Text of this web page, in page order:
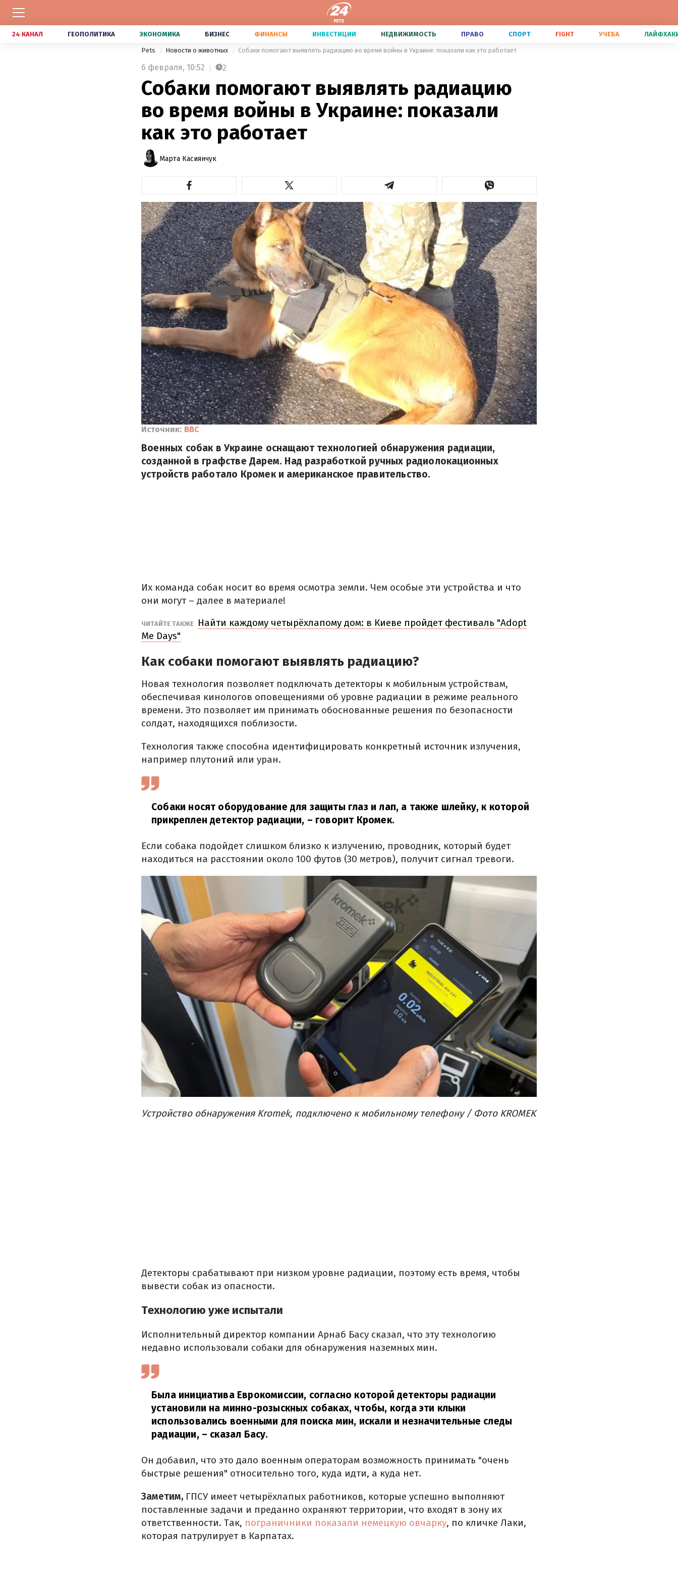
24 КАНАЛ ГЕОПОЛИТИКА ЭКОНОМИКА БИЗНЕС ФИНАНСЫ ИНВЕСТИЦИИ НЕДВИЖИМОСТЬ ПРАВО СПОРТ FIGHT УЧЕБА
Pets Новости о животных Собаки помогают выявлять радиацию во время войны в Украине: показали как это работает
6 февраля, 10:52 2
Собаки помогают выявлять радиацию
во время войны в Украине: показали
как это работает
Марта Касиянчук
Источник: BBC
Военных собак в Украине оснащают технологией обнаружения радиации,
созданной в графстве Дарем. Над разработкой ручных радиолокационных
устройств работало Кромек и американское правительство.
Их команда собак носит во время осмотра земли. Чем особые эти устройства и что
они могут – далее в материале!
ЧИТАЙТЕ ТАКЖЕ
Найти каждому четырёхлапому дом: в Киеве пройдет фестиваль "Adopt
Me Days"
Как собаки помогают выявлять радиацию?
Новая технология позволяет подключать детекторы к мобильным устройствам,
обеспечивая кинологов оповещениями об уровне радиации в режиме реального
времени. Это позволяет им принимать обоснованные решения по безопасности
солдат, находящихся поблизости.
Технология также способна идентифицировать конкретный источник излучения,
например плутоний или уран.
Собаки носят оборудование для защиты глаз и лап, а также шлейку, к которой
прикреплен детектор радиации, – говорит Кромек.
Если собака подойдет слишком близко к излучению, проводник, который будет
находиться на расстоянии около 100 футов (30 метров), получит сигнал тревоги.
Устройство обнаружения Kromek, подключено к мобильному телефону / Фото KROMEK
Детекторы срабатывают при низком уровне радиации, поэтому есть время, чтобы
вывести собак из опасности.
Технологию уже испытали
Исполнительный директор компании Арнаб Басу сказал, что эту технологию
недавно использовали собаки для обнаружения наземных мин.
Была инициатива Еврокомиссии, согласно которой детекторы радиации
установили на минно-розыскных собаках, чтобы, когда эти клыки
использовались военными для поиска мин, искали и незначительные следы
радиации, – сказал Басу.
Он добавил, что это дало военным операторам возможность принимать "очень
быстрые решения" относительно того, куда идти, а куда нет.
Заметим, ГПСУ имеет четырёхлапых работников, которые успешно выполняют
поставленные задачи и преданно охраняют территории, что входят в зону их
ответственности. Так, пограничники показали немецкую овчарку, по кличке Лаки,
которая патрулирует в Карпатах.